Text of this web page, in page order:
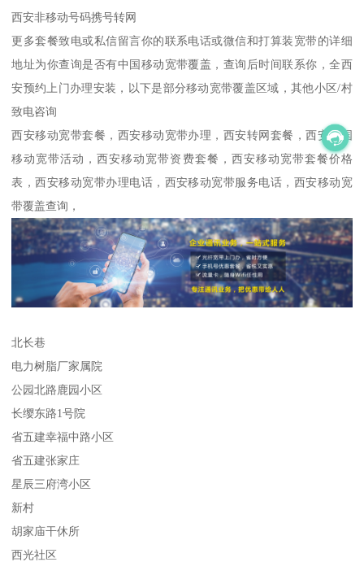
西安非移动号码携号转网
更多套餐致电或私信留言你的联系电话或微信和打算装宽带的详细
地址为你查询是否有中国移动宽带覆盖，查询后时间联系你，全西
安预约上门办理安装，以下是部分移动宽带覆盖区域，其他小区/村
致电咨询
西安移动宽带套餐，西安移动宽带办理，西安转网套餐，西安中国
移动宽带活动，西安移动宽带资费套餐，西安移动宽带套餐价格
表，西安移动宽带办理电话，西安移动宽带服务电话，西安移动宽
带覆盖查询，
北长巷
电力树脂厂家属院
公园北路鹿园小区
长缨东路1号院
省五建幸福中路小区
省五建张家庄
星辰三府湾小区
新村
胡家庙干休所
西光社区